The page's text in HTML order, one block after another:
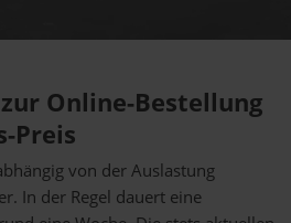
Online-Bestellung
Preis
von der Auslastung
In der Regel dauert eine